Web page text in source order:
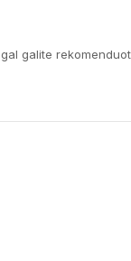
galite